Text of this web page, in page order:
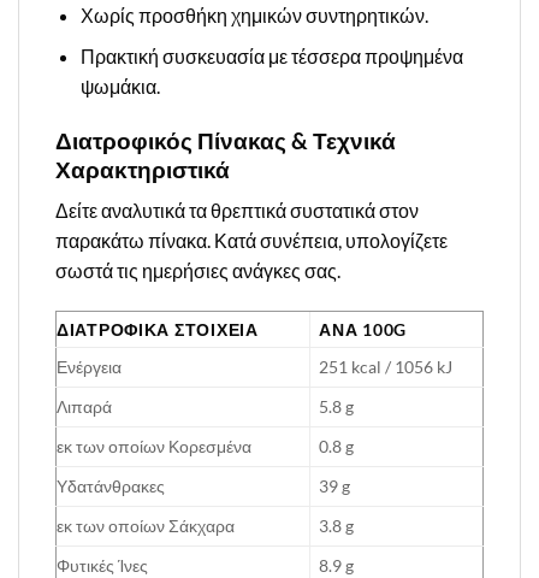
Χωρίς προσθήκη χημικών συντηρητικών.
Πρακτική συσκευασία με τέσσερα προψημένα
ψωμάκια.
Διατροφικός Πίνακας & Τεχνικά
Χαρακτηριστικά
Δείτε αναλυτικά τα θρεπτικά συστατικά στον
παρακάτω πίνακα. Κατά συνέπεια, υπολογίζετε
σωστά τις ημερήσιες ανάγκες σας.
ΔΙΑΤΡΟΦΙΚΑ ΣΤΟΙΧΕΙΑ
ΑΝΑ 100G
Ενέργεια
251 kcal / 1056 kJ
Λιπαρά
5.8 g
εκ των οποίων Κορεσμένα
0.8 g
Υδατάνθρακες
39 g
εκ των οποίων Σάκχαρα
3.8 g
Φυτικές Ίνες
8.9 g